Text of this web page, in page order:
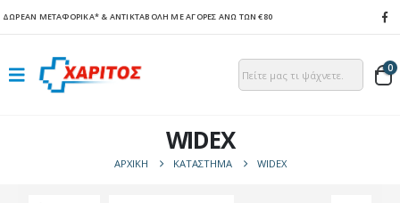
ΔΩΡΕΑΝ ΜΕΤΑΦΟΡΙΚΑ* & ΑΝΤΙΚΤΑΒΟΛΗ ΜΕ ΑΓΟΡΕΣ ΑΝΩ ΤΩΝ €80
0
WIDEX
ΑΡΧΙΚΉ ΚΑΤΆΣΤΗΜΑ WIDEX